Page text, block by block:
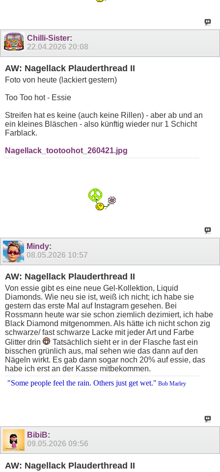
Chilli-Sister:
22.04.2026 20:08
AW: Nagellack Plauderthread II
Foto von heute (lackiert gestern)
Too Too hot - Essie
Streifen hat es keine (auch keine Rillen) - aber ab und an
ein kleines Bläschen - also künftig wieder nur 1 Schicht
Farblack.
Nagellack_tootoohot_260421.jpg
Mindy:
08.05.2026 10:57
AW: Nagellack Plauderthread II
Von essie gibt es eine neue Gel-Kollektion, Liquid
Diamonds. Wie neu sie ist, weiß ich nicht; ich habe sie
gestern das erste Mal auf Instagram gesehen. Bei
Rossmann heute war sie schon ziemlich dezimiert, ich habe
Black Diamond mitgenommen. Als hätte ich nicht schon zig
schwarze/ fast schwarze Lacke mit jeder Art und Farbe
Glitter drin
Tatsächlich sieht er in der Flasche fast ein
bisschen grünlich aus, mal sehen wie das dann auf den
Nägeln wirkt. Es gab dann sogar noch 20% auf essie, das
habe ich erst an der Kasse mitbekommen.
"Some people feel the rain. Others just get wet." Bob Marley
BibiB:
09.05.2026 09:56
AW: Nagellack Plauderthread II